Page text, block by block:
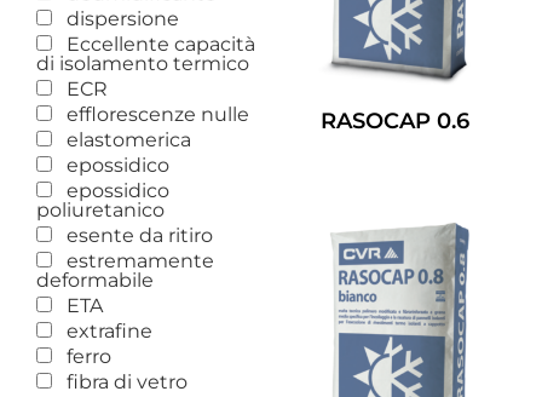
dispersione
Eccellente capacità
di isolamento termico
ECR
efflorescenze nulle
elastomerica
epossidico
epossidico
poliuretanico
esente da ritiro
estremamente
deformabile
ETA
extrafine
ferro
fibra di vetro
RASOCAP 0.6